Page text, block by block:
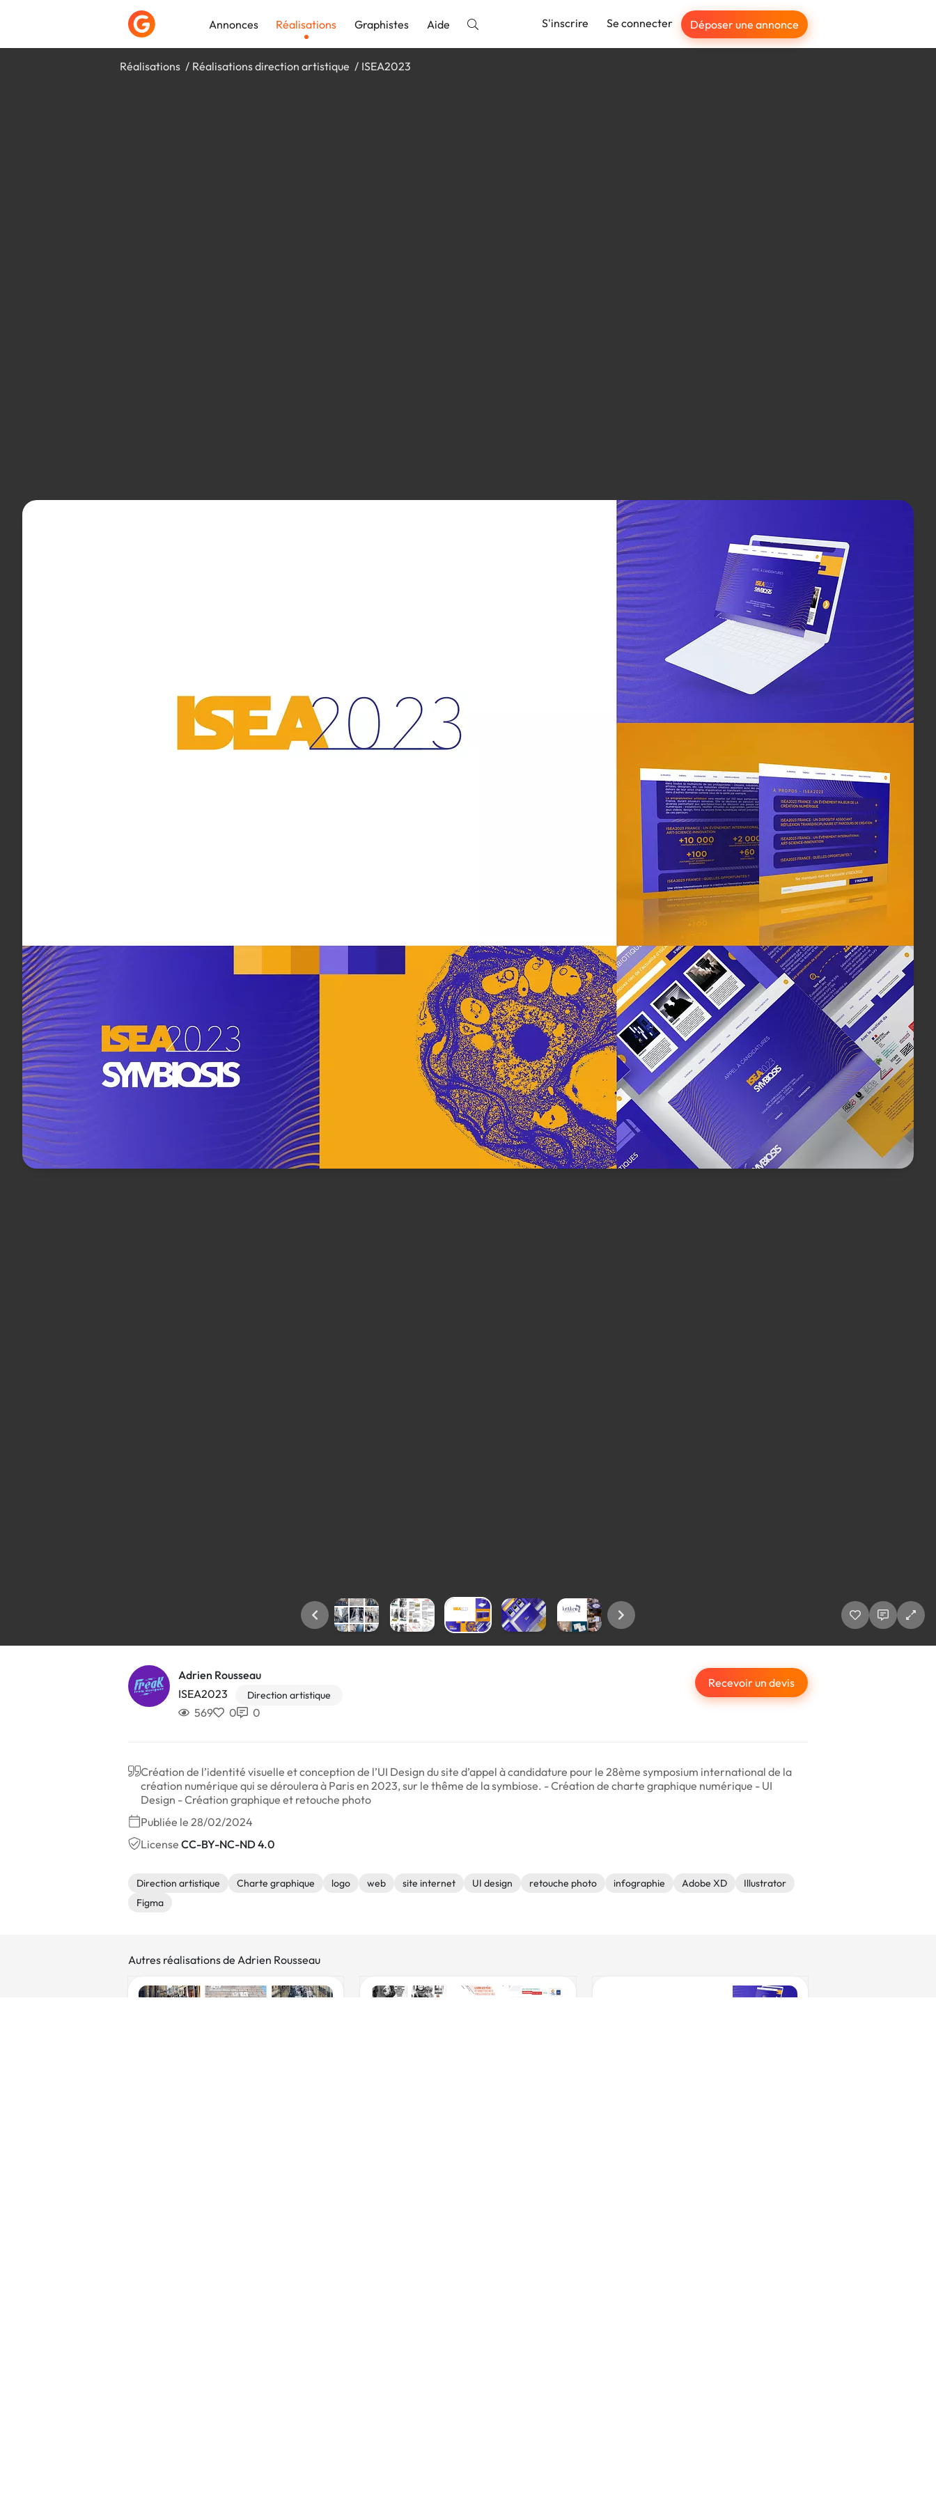
Annonces Réalisations Graphistes Aide S'inscrire Se connecter Déposer une annonce
Réalisations Réalisations direction artistique ISEA2023
Adrien Rousseau
ISEA2023
Direction artistique
569 0 0
Recevoir un devis
Création de l’identité visuelle et conception de l’UI Design du site d’appel à candidature pour le 28ème symposium international de la
création numérique qui se déroulera à Paris en 2023, sur le thême de la symbiose. - Création de charte graphique numérique - UI
Design - Création graphique et retouche photo
Publiée le 28/02/2024
License CC-BY-NC-ND 4.0
Direction artistique Charte graphique logo web site internet UI design retouche photo infographie Adobe XD
Illustrator
Figma
Autres réalisations de Adrien Rousseau